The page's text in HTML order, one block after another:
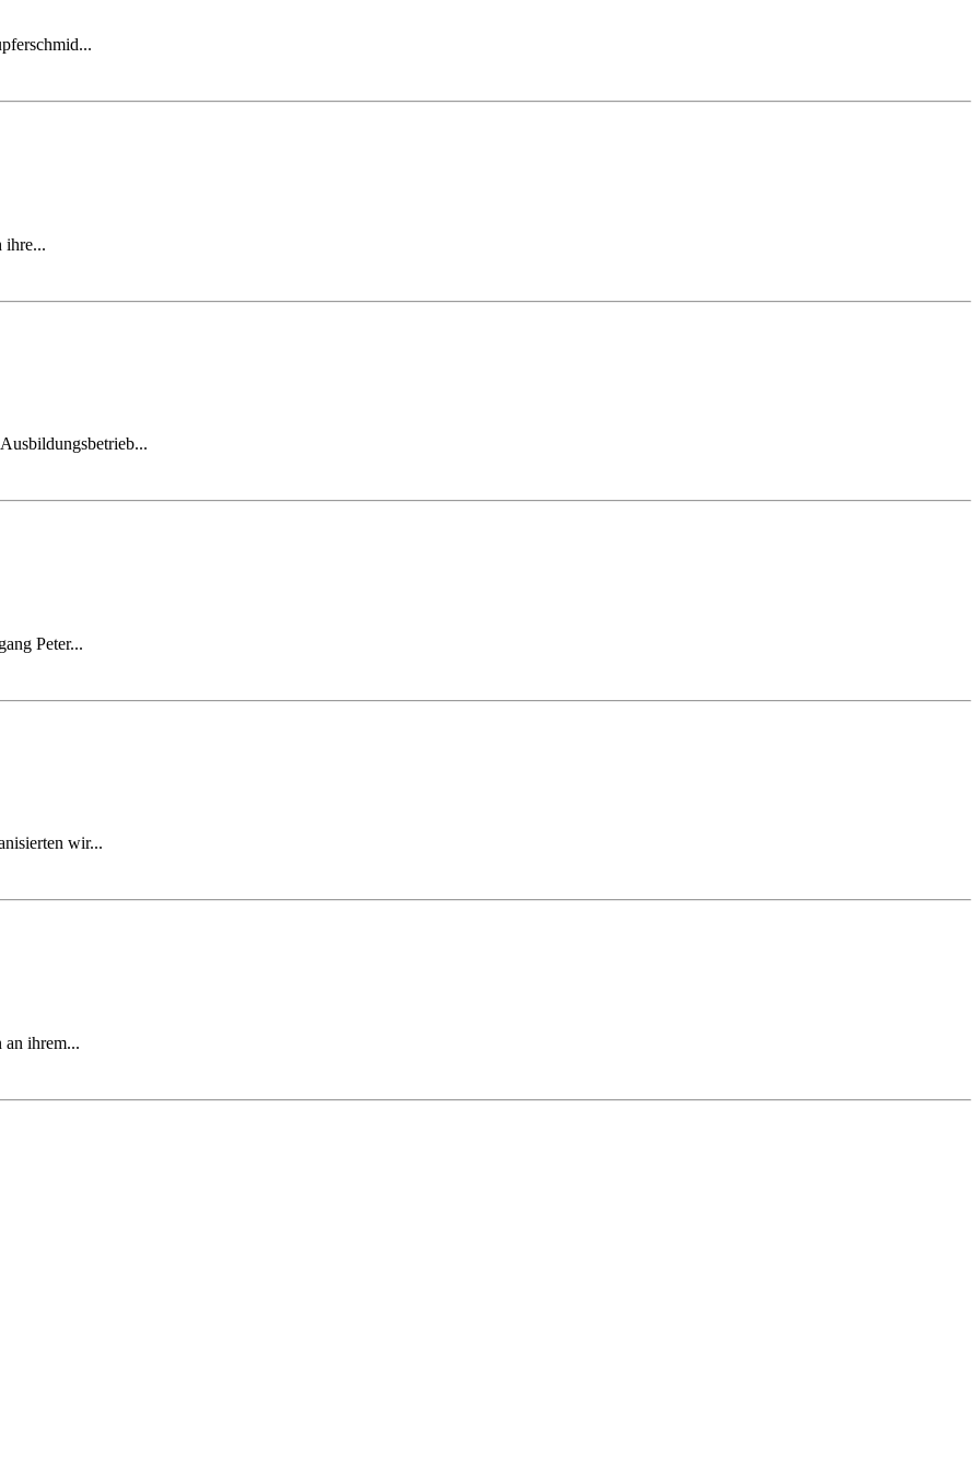
ihre...
Peter...
wir...
an ihrem...